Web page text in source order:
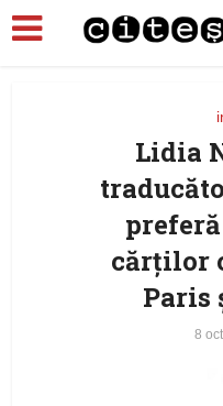
Lidia
cărţilor
Paris
8